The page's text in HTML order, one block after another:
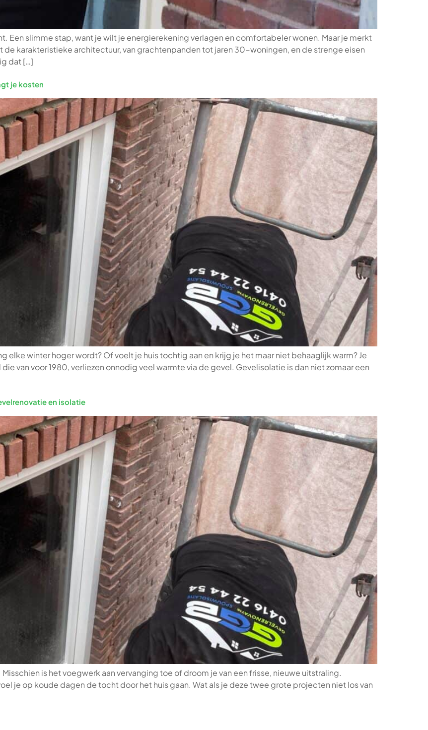
Een slimme stap, want je wilt je energierekening verlagen en comfortabeler wonen. Maar je merkt
de karakteristieke architectuur, van grachtenpanden tot jaren 30-woningen, en de strenge eisen
dat […]
je kosten
elke winter hoger wordt? Of voelt je huis tochtig aan en krijg je het maar niet behaaglijk warm? Je
van voor 1980, verliezen onnodig veel warmte via de gevel. Gevelisolatie is dan niet zomaar een
en isolatie
is het voegwerk aan vervanging toe of droom je van een frisse, nieuwe uitstraling.
je op koude dagen de tocht door het huis gaan. Wat als je deze twee grote projecten niet los van